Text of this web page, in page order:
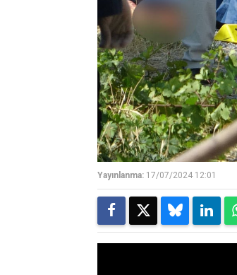
Yayınlanma: 17/07/2024 12:01